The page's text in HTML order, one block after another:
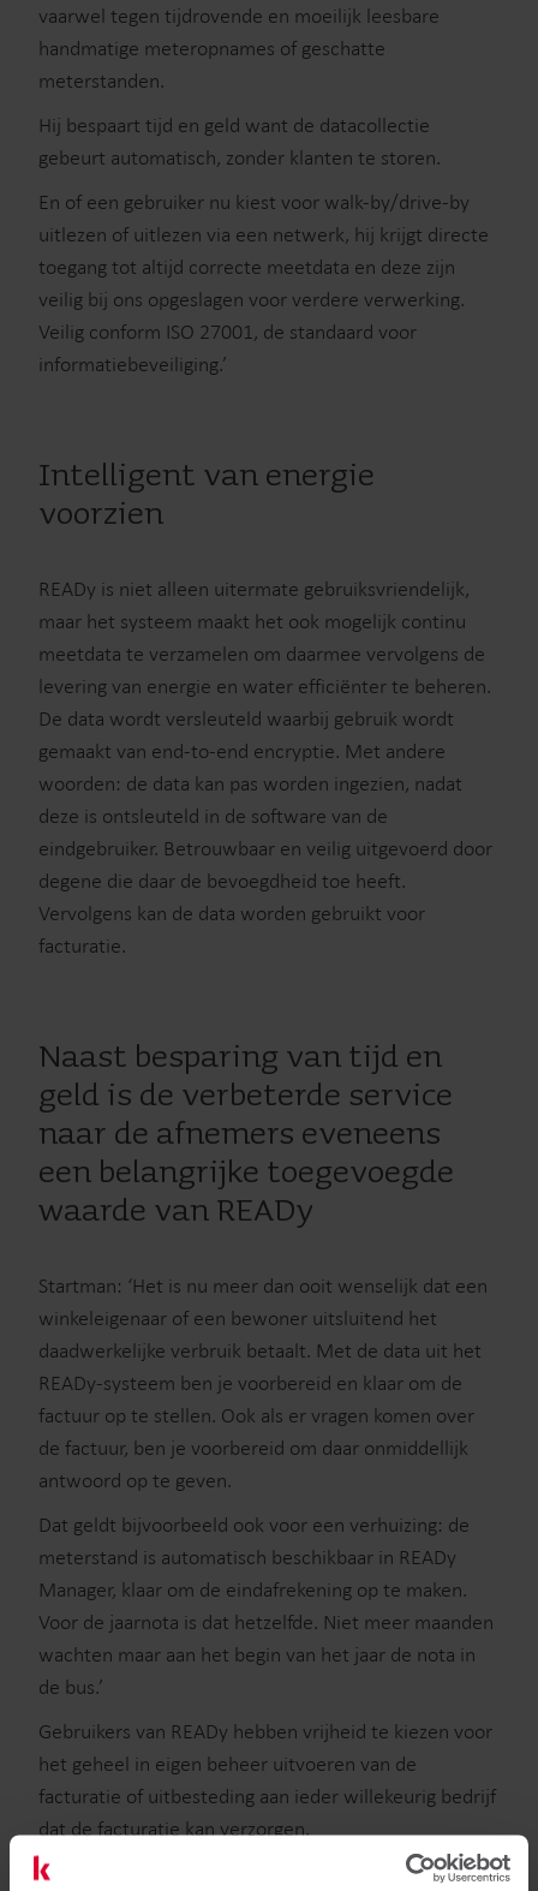
vaarwel tegen tijdrovende en moeilijk leesbare
handmatige meteropnames of geschatte
meterstanden.
Hij bespaart tijd en geld want de datacollectie
gebeurt automatisch, zonder klanten te storen.
En of een gebruiker nu kiest voor walk-by/drive-by
uitlezen of uitlezen via een netwerk, hij krijgt directe
toegang tot altijd correcte meetdata en deze zijn
veilig bij ons opgeslagen voor verdere verwerking.
Veilig conform ISO 27001, de standaard voor
informatiebeveiliging.’
Intelligent van energie
voorzien
READy is niet alleen uitermate gebruiksvriendelijk,
maar het systeem maakt het ook mogelijk continu
meetdata te verzamelen om daarmee vervolgens de
levering van energie en water efficiënter te beheren.
De data wordt versleuteld waarbij gebruik wordt
gemaakt van end-to-end encryptie. Met andere
woorden: de data kan pas worden ingezien, nadat
deze is ontsleuteld in de software van de
eindgebruiker. Betrouwbaar en veilig uitgevoerd door
degene die daar de bevoegdheid toe heeft.
Vervolgens kan de data worden gebruikt voor
facturatie.
Naast besparing van tijd en
geld is de verbeterde service
naar de afnemers eveneens
een belangrijke toegevoegde
waarde van READy
Startman: ‘Het is nu meer dan ooit wenselijk dat een
winkeleigenaar of een bewoner uitsluitend het
daadwerkelijke verbruik betaalt. Met de data uit het
READy-systeem ben je voorbereid en klaar om de
factuur op te stellen. Ook als er vragen komen over
de factuur, ben je voorbereid om daar onmiddellijk
antwoord op te geven.
Dat geldt bijvoorbeeld ook voor een verhuizing: de
meterstand is automatisch beschikbaar in READy
Manager, klaar om de eindafrekening op te maken.
Voor de jaarnota is dat hetzelfde. Niet meer maanden
wachten maar aan het begin van het jaar de nota in
de bus.’
Gebruikers van READy hebben vrijheid te kiezen voor
het geheel in eigen beheer uitvoeren van de
facturatie of uitbesteding aan ieder willekeurig bedrijf
dat de facturatie kan verzorgen.
Startman: ‘Onze oplossingen zijn flexibel: regel de